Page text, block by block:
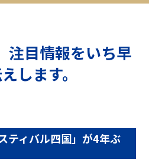
注目情報をいち早
します。
ティバル四国」が4年ぶ